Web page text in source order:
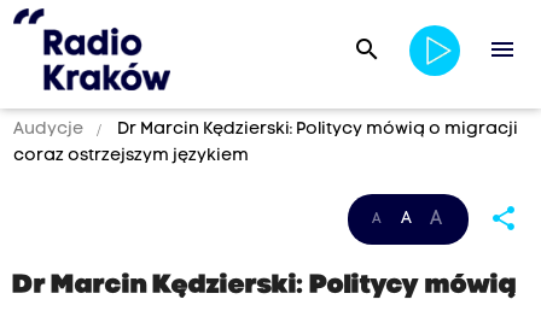
search menu
Audycje
Dr Marcin Kędzierski: Politycy mówią o migracji
coraz ostrzejszym językiem
A A A share
Dr Marcin Kędzierski: Politycy mówią